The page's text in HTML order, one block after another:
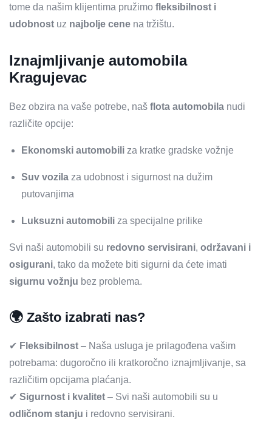
tome da našim klijentima pružimo fleksibilnost i
udobnost uz najbolje cene na tržištu.
Iznajmljivanje automobila
Kragujevac
Bez obzira na vaše potrebe, naš flota automobila nudi
različite opcije:
Ekonomski automobili za kratke gradske vožnje
Suv vozila za udobnost i sigurnost na dužim
putovanjima
Luksuzni automobili za specijalne prilike
Svi naši automobili su redovno servisirani, održavani i
osigurani, tako da možete biti sigurni da ćete imati
sigurnu vožnju bez problema.
🌍 Zašto izabrati nas?
✔ Fleksibilnost – Naša usluga je prilagođena vašim
potrebama: dugoročno ili kratkoročno iznajmljivanje, sa
različitim opcijama plaćanja.
✔ Sigurnost i kvalitet – Svi naši automobili su u
odličnom stanju i redovno servisirani.